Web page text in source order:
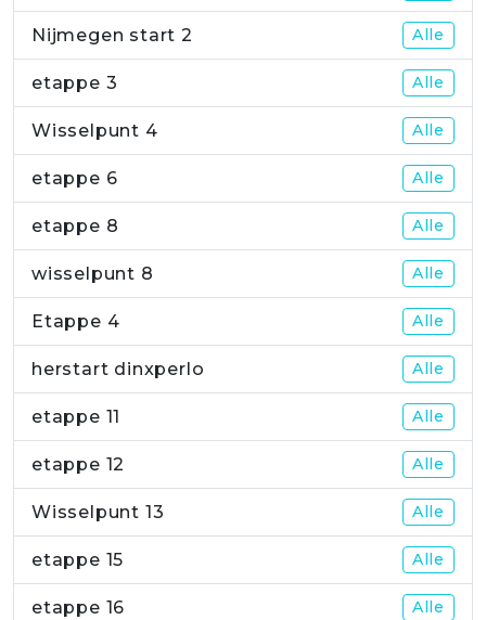
Nijmegen start 2 Alle
etappe 3 Alle
Wisselpunt 4 Alle
etappe 6 Alle
etappe 8 Alle
wisselpunt 8 Alle
Etappe 4 Alle
herstart dinxperlo Alle
etappe 11 Alle
etappe 12 Alle
Wisselpunt 13 Alle
etappe 15 Alle
etappe 16 Alle